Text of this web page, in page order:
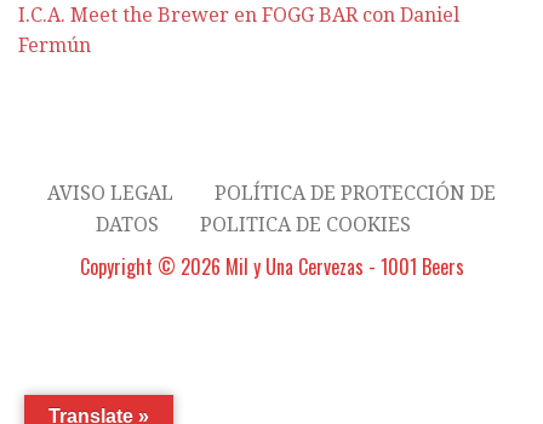
I.C.A. Meet the Brewer en FOGG BAR con Daniel
Fermún
AVISO LEGAL
POLÍTICA DE PROTECCIÓN DE
DATOS
POLITICA DE COOKIES
Copyright © 2026 Mil y Una Cervezas - 1001 Beers
Translate »